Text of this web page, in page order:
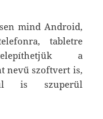
mind Android,
tabletre
a
nevű szoftvert is,
is szuperül